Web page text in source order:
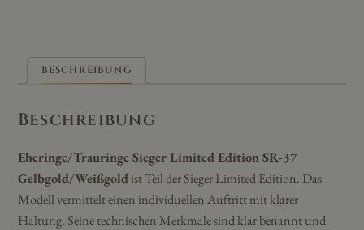
BESCHREIBUNG
Beschreibung
Eheringe/Trauringe Sieger Limited Edition SR-37
Gelbgold/Weißgoldist Teil der Sieger Limited Edition. Das
Modell vermittelt einen individuellen Auftritt mit klarer
Haltung. Seine technischen Merkmale sind klar benannt und